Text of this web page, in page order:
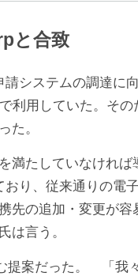
と合致
システムの調達に
利用していた。その
た。
満たしていなければ
り、従来通りの電
先の追加・変更が容
は言う。
提案だった。 「我